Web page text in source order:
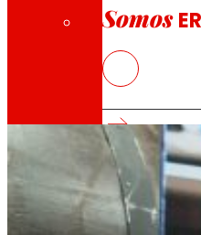
Somos
Así somos
Todo o noso
EROSKI
sustentabilidade